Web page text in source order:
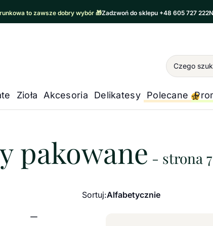
to zawsze dobry wybór 🎁Zadzwoń do sklepu +48 605 727 222
Zioła Akcesoria Delikatesy Polecane
pakowane
pakowane - strona 7
Sortuj:Alfabetycznie